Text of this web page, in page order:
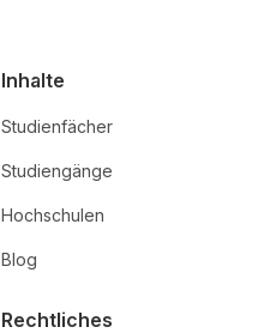
Inhalte
Studienfächer
Studiengänge
Hochschulen
Blog
Rechtliches